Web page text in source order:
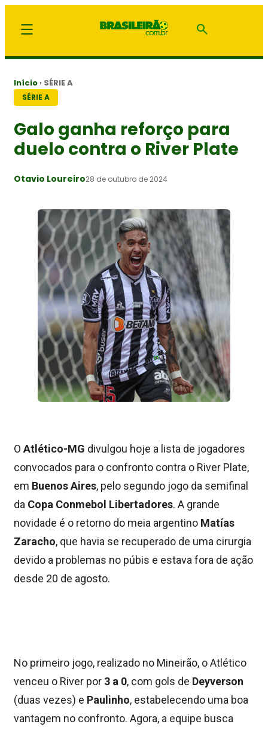
Início › SÉRIE A
SÉRIE A
Galo ganha reforço para
duelo contra o River Plate
Otavio Loureiro28 de outubro de 2024
O Atlético-MG divulgou hoje a lista de jogadores
convocados para o confronto contra o River Plate,
em Buenos Aires, pelo segundo jogo da semifinal
da Copa Conmebol Libertadores. A grande
novidade é o retorno do meia argentino Matías
Zaracho, que havia se recuperado de uma cirurgia
devido a problemas no púbis e estava fora de ação
desde 20 de agosto.
No primeiro jogo, realizado no Mineirão, o Atlético
venceu o River por 3 a 0, com gols de Deyverson
(duas vezes) e Paulinho, estabelecendo uma boa
vantagem no confronto. Agora, a equipe busca